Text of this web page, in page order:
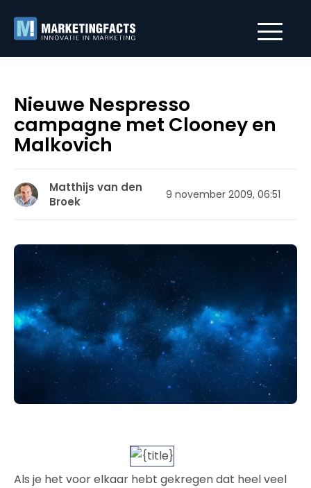
Nieuwe Nespresso
campagne met Clooney en
Malkovich
Matthijs van den
Broek
9 november 2009, 06:51
Als je het voor elkaar hebt gekregen dat heel veel